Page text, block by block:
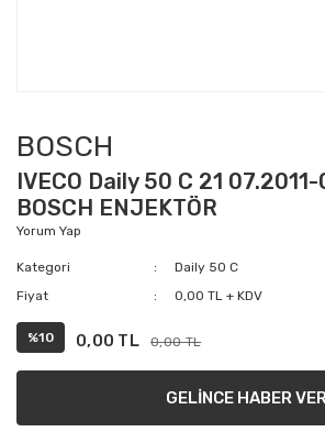
BOSCH
IVECO Daily 50 C 21
BOSCH ENJEKTÖR
Yorum Yap
Kategori
Daily 50 C
Fiyat
0,00 TL + KDV
%10 0,00 TL 0,00 TL
GELİNCE HABER